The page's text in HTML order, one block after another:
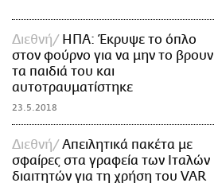
Διεθνή
ΗΠΑ: Έκρυψε το όπλο
στον φούρνο για να μην το βρουν
τα παιδιά του και
αυτοτραυματίστηκε
23.5.2018
Διεθνή
Απειλητικά πακέτα με
σφαίρες στα γραφεία των Ιταλών
διαιτητών για τη χρήση του VAR